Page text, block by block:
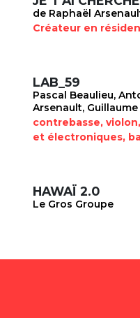
de Raphaël
Créateur en
LAB_59
Pascal Beaulieu,
Arsenault,
contrebasse,
et électroniques,
HAWAÏ 2.0
Le Gros Groupe